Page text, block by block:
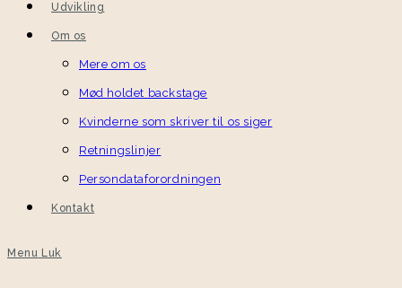
Udvikling
Om os
Mere om os
Mød holdet backstage
Kvinderne som skriver til os siger
Retningslinjer
Persondataforordningen
Kontakt
Menu Luk